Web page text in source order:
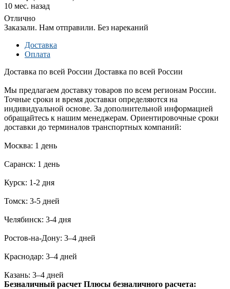
10 мес. назад
Отлично
Заказали. Нам отправили. Без нареканий
Доставка
Оплата
Доставка по всей России Доставка по всей России
Мы предлагаем доставку товаров по всем регионам России.
Точные сроки и время доставки определяются на
индивидуальной основе. За дополнительной информацией
обращайтесь к нашим менеджерам. Ориентировочные сроки
доставки до терминалов транспортных компаний:
Москва: 1 день
Саранск: 1 день
Курск: 1-2 дня
Томск: 3-5 дней
Челябинск: 3-4 дня
Ростов-на-Дону: 3–4 дней
Краснодар: 3–4 дней
Казань: 3–4 дней
Безналичный расчет Плюсы безналичного расчета: